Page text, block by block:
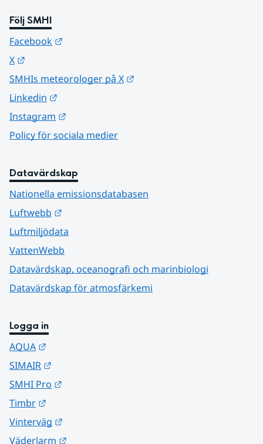
Följ SMHI
Facebook
X
SMHIs meteorologer på X
Linkedin
Instagram
Policy för sociala medier
Datavärdskap
Nationella emissionsdatabasen
Luftwebb
Luftmiljödata
VattenWebb
Datavärdskap, oceanografi och marinbiologi
Datavärdskap för atmosfärkemi
Logga in
AQUA
SIMAIR
SMHI Pro
Timbr
Vinterväg
Väderlarm